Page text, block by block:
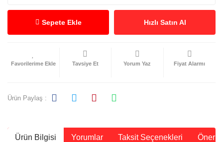
Sepete Ekle Hızlı Satın Al
Tavsiye Et Yorum Yaz Fiyat Alarmı
Ürün Paylaş :
Ürün Bilgisi Yorumlar Taksit Seçenekleri